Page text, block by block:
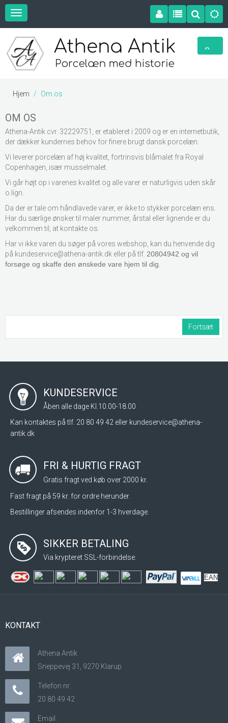
Hjem Om os
OM OS
Athena-Antik cvr. 32229751, er etableret i 2009 og er en internetbutik,
der dækker kundernes behov for finere brugt dansk porcelæn.
Vi leverer porcelæn af høj kvalitet, fortrinsvis blåmalet fra Royal
Copenhagen, især musselmalet.
Vi går højt op i varenes kvalitet og alle varer er naturligvis uden skår
o.lign.
Da der er tale om håndlavede varer, er ikke to stykker porcelæn ens.
Har du særlige ønsker til maler nummer, årstal eller lignende er du
velkommen til, at kontakte os.
Har vi ikke varen du søger på vores webshop, kan du henvende dig
på kundeservice@athena-antik.dk eller på tlf. 20804942 og vil
forsøge og skaffe den ønskede vare hjem til dig.
Fortsæt
KUNDESERVICE
Åben alle dage Kl.10.00-18.00
Kan kontaktes på tlf. 20 80 49 42 eller kundeservice@athena-
antik.dk
FRI & HURTIG FRAGT
Gratis fragt ved køb over 2000 kr.
Fast fragt på 59 kr. for ordre herunder.
Bestillinger afsendes indenfor 1-3 hverdage.
SIKKER BETALING
Via krypteret SSL-forbindelse.
EAN
KONTAKT
Athena Antik
Sneppevej 31, 9270 Klarup
Telefon nr:
20 80 49 42
Email: